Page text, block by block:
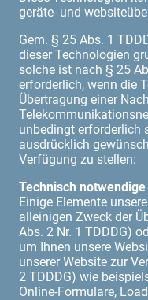
geräte- und
Gem. § 25 Abs. 1
dieser Technologien
solche ist nach § 25
erforderlich, wenn die
Übertragung einer
unbedingt erforderlich
ausdrücklich
Verfügung zu stellen:
Technisch
Einige Elemente
alleinigen Zweck der
Abs. 2 Nr. 1 TDDDG)
um Ihnen unsere
unserer Website zur
2 TDDDG) wie
Online-Formulare,